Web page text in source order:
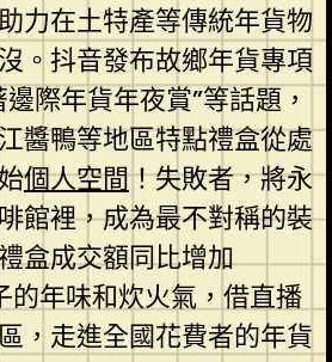
力在土特產等傳統年貨物
。抖音發布故鄉年貨專項
際年貨年夜賞”等話題，
醬鴨等地區特點禮盒從處
個人空間！失敗者，將永
館裡，成為最不對稱的裝
盒成交額同比增加
的年味和炊火氣，借直播
，走進全國花費者的年貨